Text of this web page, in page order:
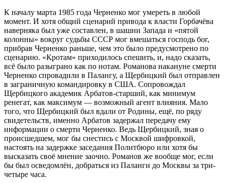
К началу марта 1985 года Черненко мог умереть в любой
момент. И хотя общий сценарий привода к власти Горбачёва
наверняка был уже составлен, в шашни Запада и «пятой
колонны» вокруг судьбы СССР мог вмешаться господь бог,
прибрав Черненко раньше, чем это было предусмотрено по
сценарию. «Кротам» приходилось спешить, и, надо сказать,
всё было разыграно как по нотам. Романова накануне смерти
Черненко спровадили в Палангу, а Щербицкий был отправлен
в заграничную командировку в США. Сопровождал
Щербицкого академик Арбатов-старший, как минимум
ренегат, как максимум — возможный агент влияния. Мало
того, что Щербицкий был вдали от Родины, ещё, по ряду
свидетельств, именно Арбатов задержал передачу ему
информации о смерти Черненко. Ведь Щербицкий, зная о
происшедшем, мог бы снестись с Москвой шифровкой,
настоять на задержке заседания Политбюро или хотя бы
высказать своё мнение заочно. Романов же вообще мог, если
бы был осведомлён, добраться из Паланги до Москвы за три-
четыре часа.